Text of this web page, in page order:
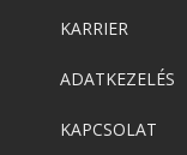
KARRIER
ADATKEZELÉS
KAPCSOLAT